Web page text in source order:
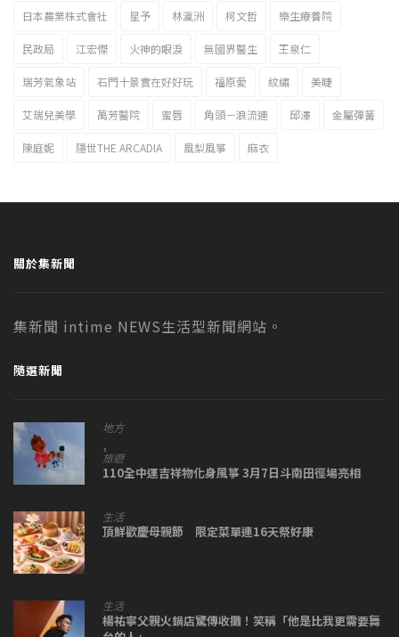
日本農業株式會社 星予 林瀛洲 柯文哲 樂生療養院
民政局 江宏傑 火神的眼淚 無國界醫生 王泉仁
瑞芳氣象站 石門十景實在好好玩 福原愛 紋繡 美睫
艾瑞兒美學 萬芳醫院 蜜唇 角頭－浪流連 邱澤 金屬彈簧
陳庭妮 隱世THE ARCADIA 風梨風箏 麻衣
關於集新聞
集新聞 intime NEWS生活型新聞網站。
隨選新聞
地方
,
旅遊
110全中運吉祥物化身風箏 3月7日斗南田徑場亮相
生活
頂鮮歡慶母親節 限定菜單連16天祭好康
生活
楊祐寧父親火鍋店驚傳收攤！笑稱「他是比我更需要舞